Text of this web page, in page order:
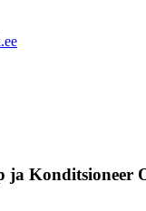
ja Konditsioneer